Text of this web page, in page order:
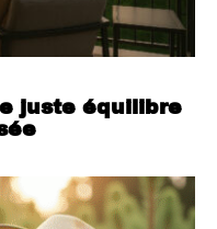
juste équilibre